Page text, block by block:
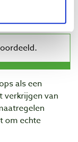
als een
verkrijgen van
om echte